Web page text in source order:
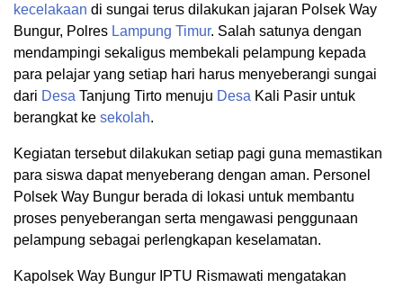
kecelakaan di sungai terus dilakukan jajaran Polsek Way
Bungur, Polres Lampung Timur. Salah satunya dengan
mendampingi sekaligus membekali pelampung kepada
para pelajar yang setiap hari harus menyeberangi sungai
dari Desa Tanjung Tirto menuju Desa Kali Pasir untuk
berangkat ke sekolah.
Kegiatan tersebut dilakukan setiap pagi guna memastikan
para siswa dapat menyeberang dengan aman. Personel
Polsek Way Bungur berada di lokasi untuk membantu
proses penyeberangan serta mengawasi penggunaan
pelampung sebagai perlengkapan keselamatan.
Kapolsek Way Bungur IPTU Rismawati mengatakan